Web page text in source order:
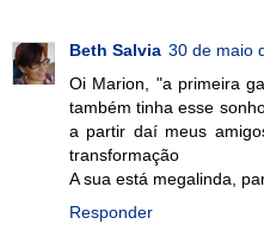
Beth Salvia 30 de maio
Oi Marion, "a primeira
também tinha esse
a partir daí meus
transformação
A sua está megalinda,
Responder